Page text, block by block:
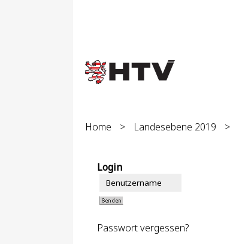
Home > Landesebene 2019 >
Login
Passwort vergessen?